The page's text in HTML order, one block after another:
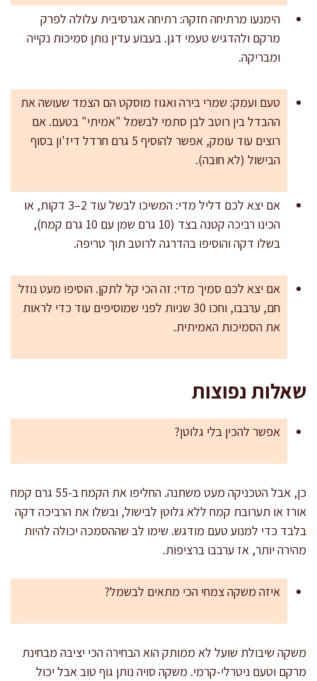
הימנעו מרתיחה חזקה: רתיחה אגרסיבית עלולה לפרק
מרקם ולהדגיש טעמי דגן. בעבוע עדין נותן סמיכות נקייה
ומבריקה.
טעם ועמק: שמרי בירה ואגוז מוסקט הם הצמד שעושה את
ההבדל בין רוטב לבן סתמי לבשמל "אמיתי" בטעם. אם
רוצים עוד עומק, אפשר להוסיף 5 גרם חרדל דיז'ון בסוף
הבישול (לא חובה).
אם יצא לכם דליל מדי: המשיכו לבשל עוד 2–3 דקות, או
הכינו רביכה קטנה בצד (10 גרם שמן עם 10 גרם קמח),
בשלו דקה והוסיפו בהדרגה לרוטב תוך טריפה.
אם יצא לכם סמיך מדי: זה הכי קל לתקן. הוסיפו מעט נוזל
חם, ערבבו, וחכו 30 שניות לפני שמוסיפים עוד כדי לראות
את הסמיכות האמיתית.
שאלות נפוצות
אפשר להכין בלי גלוטן?
כן, אבל הטכניקה מעט משתנה. החליפו את הקמח ב-55 גרם קמח
אורז או תערובת קמח ללא גלוטן לבישול, ובשלו את הרביכה דקה
בלבד כדי למנוע טעם מודגש. שימו לב שההסמכה יכולה להיות
מהירה יותר, אז ערבבו ברציפות.
איזה משקה צמחי הכי מתאים לבשמל?
משקה שיבולת שועל לא ממותק הוא הבחירה הכי יציבה מבחינת
מרקם וטעם ניטרלי-קרמי. משקה סויה נותן גוף טוב אבל יכול